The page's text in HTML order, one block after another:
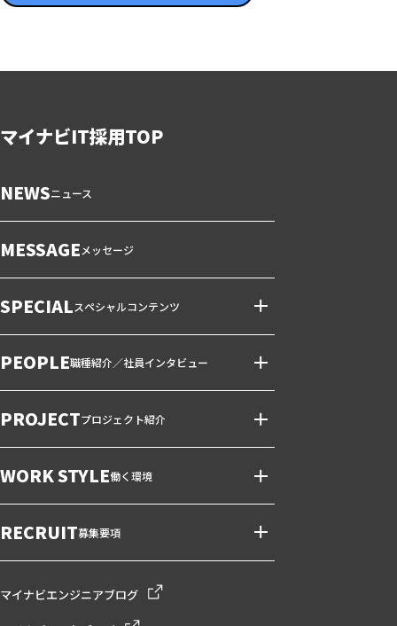
マイナビIT採用TOP
NEWSニュース
MESSAGEメッセージ
SPECIALスペシャルコンテンツ
PEOPLE職種紹介／社員インタビュー
PROJECTプロジェクト紹介
WORK STYLE働く環境
RECRUIT募集要項
マイナビエンジニアブログ